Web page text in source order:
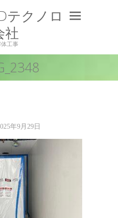
テクノロ
社
工事
年9月29日